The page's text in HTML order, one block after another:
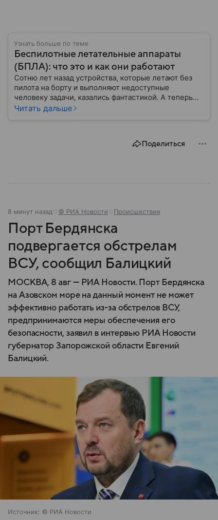
Узнать больше по теме
Беспилотные летательные аппараты
(БПЛА): что это и как они работают
Сотню лет назад устройства, которые летают без
пилота на борту и выполняют недоступные
человеку задачи, казались фантастикой. А теперь
они стали реальностью: собрали главное о
Читать дальше
Поделиться
8 минут назад © РИА Новости Происшествия
Порт Бердянска
подвергается обстрелам
ВСУ, сообщил Балицкий
МОСКВА, 8 авг — РИА Новости. Порт Бердянска
на Азовском море на данный момент не может
эффективно работать из-за обстрелов ВСУ,
предпринимаются меры обеспечения его
безопасности, заявил в интервью РИА Новости
губернатор Запорожской области Евгений
Балицкий.
Источник: © РИА Новости